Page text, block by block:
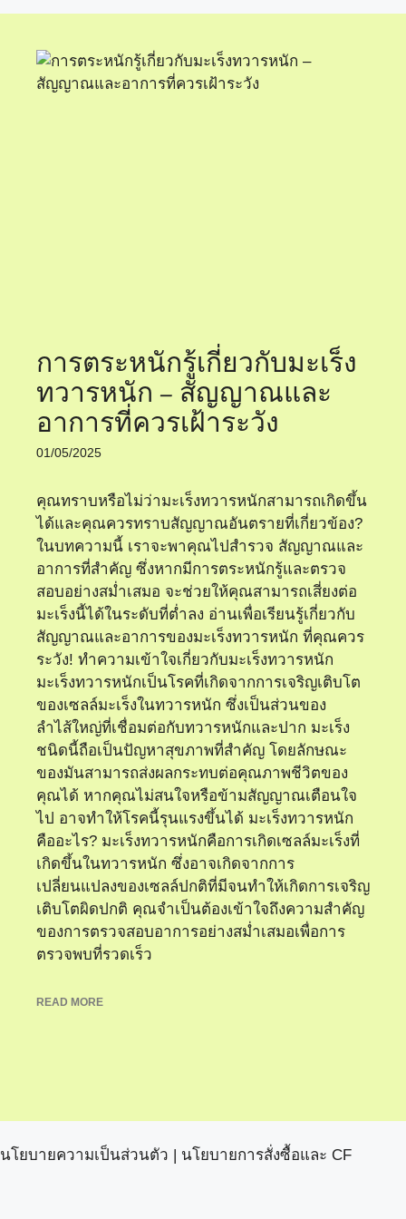
การตระหนักรู้เกี่ยวกับมะเร็ง
ทวารหนัก – สัญญาณและ
อาการที่ควรเฝ้าระวัง
01/05/2025
คุณทราบหรือไม่ว่ามะเร็งทวารหนักสามารถเกิดขึ้น
ได้และคุณควรทราบสัญญาณอันตรายที่เกี่ยวข้อง?
ในบทความนี้ เราจะพาคุณไปสำรวจ สัญญาณและ
อาการที่สำคัญ ซึ่งหากมีการตระหนักรู้และตรวจ
สอบอย่างสม่ำเสมอ จะช่วยให้คุณสามารถเสี่ยงต่อ
มะเร็งนี้ได้ในระดับที่ต่ำลง อ่านเพื่อเรียนรู้เกี่ยวกับ
สัญญาณและอาการของมะเร็งทวารหนัก ที่คุณควร
ระวัง! ทำความเข้าใจเกี่ยวกับมะเร็งทวารหนัก
มะเร็งทวารหนักเป็นโรคที่เกิดจากการเจริญเติบโต
ของเซลล์มะเร็งในทวารหนัก ซึ่งเป็นส่วนของ
ลำไส้ใหญ่ที่เชื่อมต่อกับทวารหนักและปาก มะเร็ง
ชนิดนี้ถือเป็นปัญหาสุขภาพที่สำคัญ โดยลักษณะ
ของมันสามารถส่งผลกระทบต่อคุณภาพชีวิตของ
คุณได้ หากคุณไม่สนใจหรือข้ามสัญญาณเตือนใจ
ไป อาจทำให้โรคนี้รุนแรงขึ้นได้ มะเร็งทวารหนัก
คืออะไร? มะเร็งทวารหนักคือการเกิดเซลล์มะเร็งที่
เกิดขึ้นในทวารหนัก ซึ่งอาจเกิดจากการ
เปลี่ยนแปลงของเซลล์ปกติที่มีจนทำให้เกิดการเจริญ
เติบโตผิดปกติ คุณจำเป็นต้องเข้าใจถึงความสำคัญ
ของการตรวจสอบอาการอย่างสม่ำเสมอเพื่อการ
ตรวจพบที่รวดเร็ว
READ MORE
นโยบายความเป็นส่วนตัว | นโยบายการสั่งซื้อและ CF